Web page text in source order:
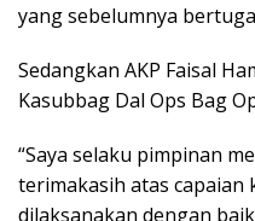
yang sebelumnya
Sedangkan AKP Faisal
Kasubbag Dal Ops Bag
“Saya selaku pimpinan
terimakasih atas capaian
dilaksanakan dengan